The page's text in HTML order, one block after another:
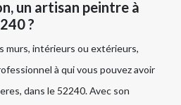
un artisan peintre à
?
murs, intérieurs ou extérieurs,
à qui vous pouvez avoir
dans le 52240. Avec son